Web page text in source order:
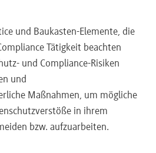
und Baukasten-Elemente, die
Tätigkeit beachten
und Compliance-Risiken
und
Maßnahmen, um mögliche
in ihrem
bzw. aufzuarbeiten.